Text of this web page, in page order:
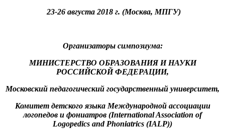
23-26 августа 2018 г. (Москва, МПГУ)
Организаторы симпозиума:
МИНИСТЕРСТВО ОБРАЗОВАНИЯ И НАУКИ
РОССИЙСКОЙ ФЕДЕРАЦИИ,
Московский педагогический государственный университет,
Комитет детского языка Международной ассоциации
логопедов и фониатров (International Association of
Logopedics and Phoniatrics (IALP))